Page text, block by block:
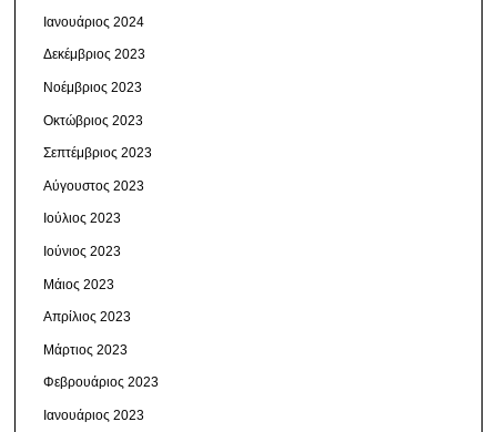
Ιανουάριος 2024
Δεκέμβριος 2023
Νοέμβριος 2023
Οκτώβριος 2023
Σεπτέμβριος 2023
Αύγουστος 2023
Ιούλιος 2023
Ιούνιος 2023
Μάιος 2023
Απρίλιος 2023
Μάρτιος 2023
Φεβρουάριος 2023
Ιανουάριος 2023